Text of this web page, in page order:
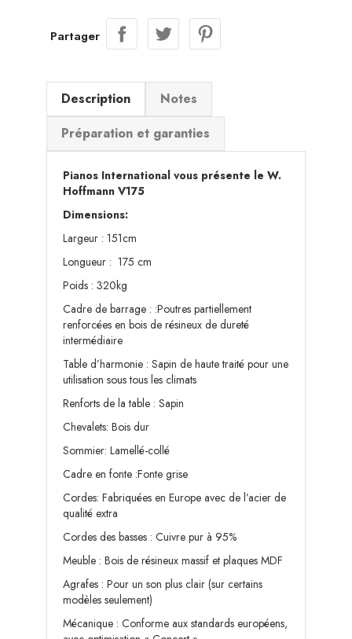
Partager
Description
Notes
Préparation et garanties
Pianos International vous présente le W.
Hoffmann V175
Dimensions:
Largeur : 151cm
Longueur : 175 cm
Poids : 320kg
Cadre de barrage : :Poutres partiellement
renforcées en bois de résineux de dureté
intermédiaire
Table d’harmonie : Sapin de haute traité pour une
utilisation sous tous les climats
Renforts de la table : Sapin
Chevalets: Bois dur
Sommier: Lamellé-collé
Cadre en fonte :Fonte grise
Cordes: Fabriquées en Europe avec de l’acier de
qualité extra
Cordes des basses : Cuivre pur à 95%
Meuble : Bois de résineux massif et plaques MDF
Agrafes : Pour un son plus clair (sur certains
modèles seulement)
Mécanique : Conforme aux standards européens,